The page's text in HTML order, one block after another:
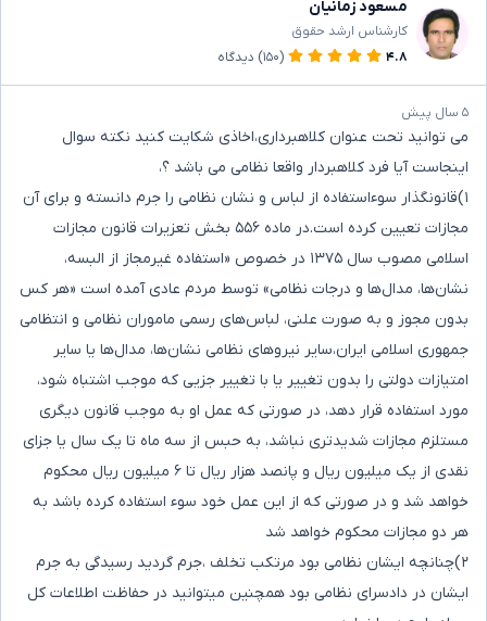
مسعود زمانیان
کارشناس ارشد حقوق
۴.۸
(۱۵۰) دیدگاه
۵ سال پیش
می توانید تحت عنوان کلاهبرداری،اخاذی شکایت کنید نکته سوال
اینجاست آیا فرد کلاهبردار واقعا نظامی می باشد ؟،
۱)قانونگذار سوء‌استفاده از لباس و نشان نظامی را جرم دانسته و برای آن
مجازات تعیین کرده است.در ماده ۵۵۶ بخش تعزیرات قانون مجازات
اسلامی مصوب سال ۱۳۷۵ در خصوص «استفاده غیرمجاز از البسه،
نشان‌ها، مدال‌ها و درجات نظامی» توسط مردم عادی آمده است «هر کس
بدون مجوز و به صورت علنی، لباس‌های رسمی ماموران نظامی و انتظامی
جمهوری اسلامی ایران،سایر نیروهای نظامی نشان‌ها، مدال‌ها یا سایر
امتیازات دولتی را بدون تغییر یا با تغییر جزیی که موجب اشتباه شود،
مورد استفاده قرار دهد، در صورتی که عمل او به موجب قانون دیگری
مستلزم مجازات شدیدتری نباشد، به حبس از سه ماه تا یک سال یا جزای
نقدی از یک میلیون ریال و پانصد هزار ریال تا ۶ میلیون ریال محکوم
خواهد شد و در صورتی که از این عمل خود سوء استفاده کرده باشد به
هر دو مجازات محکوم خواهد شد
۲)چنانچه ایشان نظامی بود مرتکب تخلف ،جرم گردید رسیدگی به جرم
ایشان در دادسرای نظامی بود همچنین میتوانید در حفاظت اطلاعات کل